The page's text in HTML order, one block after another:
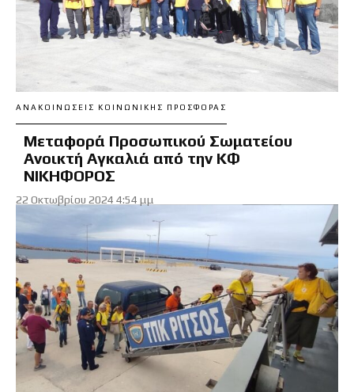
ΑΝΑΚΟΙΝΏΣΕΙΣ ΚΟΙΝΩΝΙΚΉΣ ΠΡΟΣΦΟΡΆΣ
Μεταφορά Προσωπικού Σωματείου
Ανοικτή Αγκαλιά από την ΚΦ
ΝΙΚΗΦΟΡΟΣ
22 Οκτωβρίου 2024 4:54 μμ